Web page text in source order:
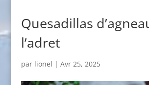
Quesadillas
l’adret
par lionel | Avr 25, 2025